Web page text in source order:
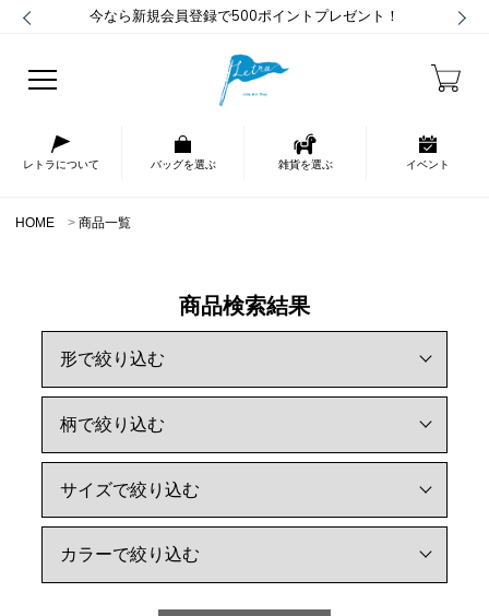
今なら新規会員登録で500ポイントプレゼント！
レトラについて バッグを選ぶ 雑貨を選ぶ イベント
HOME 商品一覧
商品検索結果